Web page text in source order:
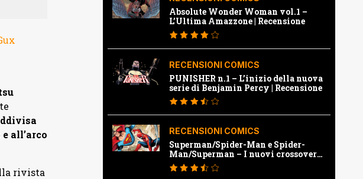
all’arco
rivista
Absolute Wonder Woman vol.1 –
L’Ultima Amazzone | Recensione
RECENSIONI COMICS
PUNISHER n.1 – L’inizio della nuova
serie di Benjamin Percy | Recensione
RECENSIONI COMICS
Superman/Spider-Man e Spider-
Man/Superman – I nuovi crossover
Marvel e Dc | Recensione